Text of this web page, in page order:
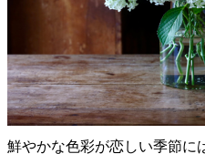
鮮やかな色彩が恋しい季節に